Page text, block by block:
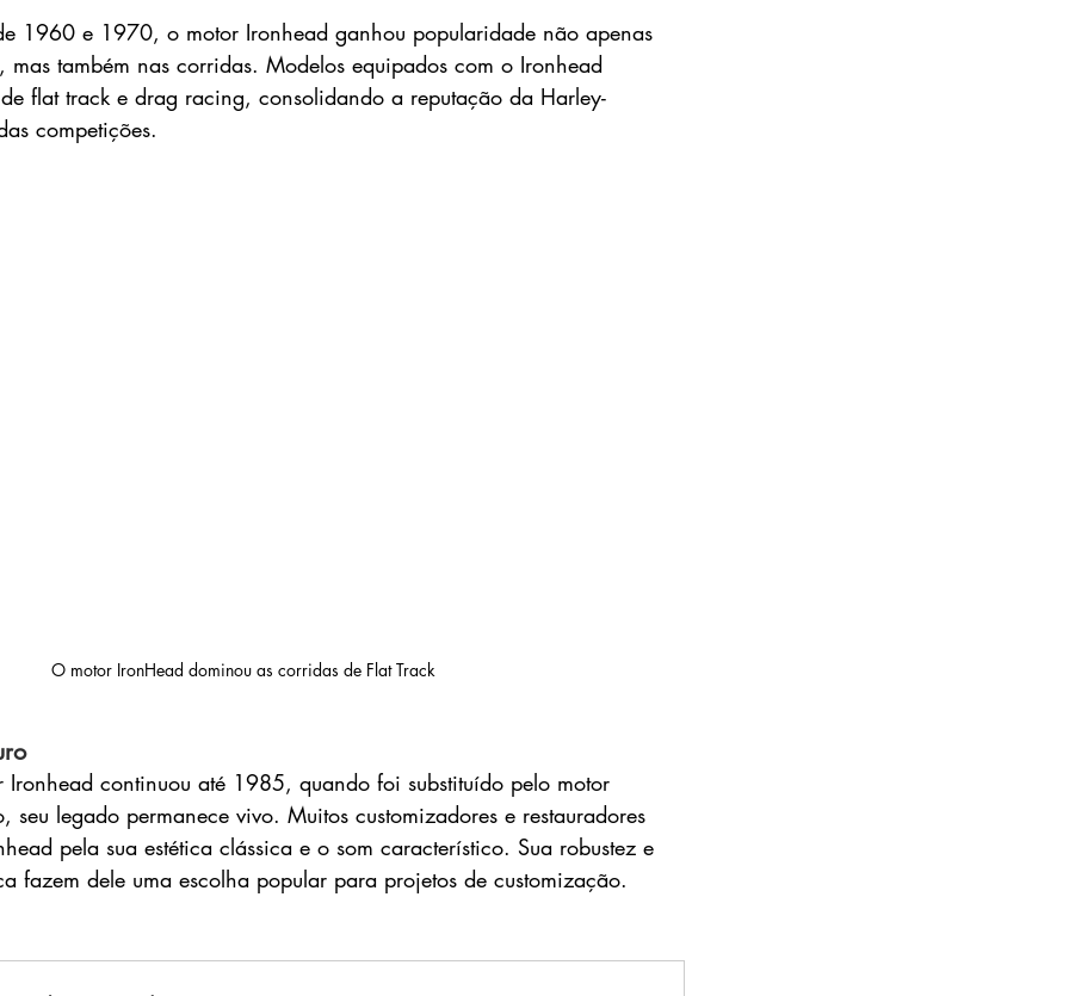
1960 e 1970, o motor Ironhead ganhou popularidade não apenas
mas também nas corridas. Modelos equipados com o Ironhead
flat track e drag racing, consolidando a reputação da Harley-
competições.
O motor IronHead dominou as corridas de Flat Track
continuou até 1985, quando foi substituído pelo motor
seu legado permanece vivo. Muitos customizadores e restauradores
pela sua estética clássica e o som característico. Sua robustez e
fazem dele uma escolha popular para projetos de customização.